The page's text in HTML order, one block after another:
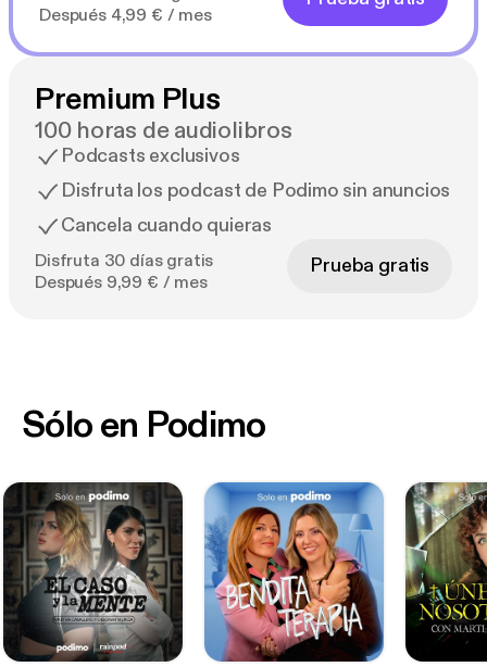
Después 4,99 € / mes
Premium Plus
100 horas de audiolibros
Podcasts exclusivos
Disfruta los podcast de Podimo sin anuncios
Cancela cuando quieras
Disfruta 30 días gratis
Después 9,99 € / mes
Prueba gratis
Sólo en Podimo